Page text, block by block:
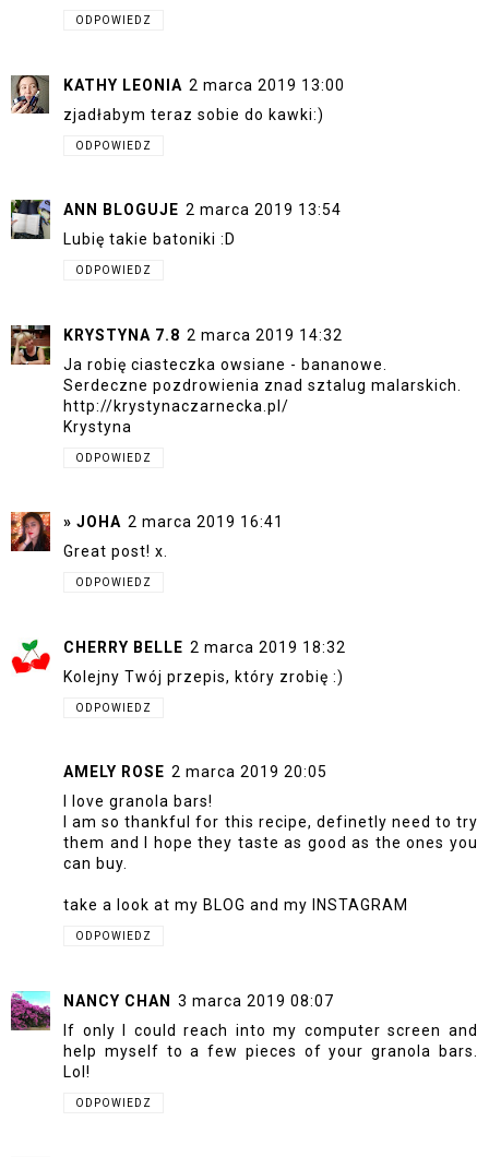
ODPOWIEDZ
KATHY LEONIA 2 marca 2019 13:00
zjadłabym teraz sobie do kawki:)
ODPOWIEDZ
ANN BLOGUJE 2 marca 2019 13:54
Lubię takie batoniki :D
ODPOWIEDZ
KRYSTYNA 7.8 2 marca 2019 14:32
Ja robię ciasteczka owsiane - bananowe.
Serdeczne pozdrowienia znad sztalug malarskich.
http://krystynaczarnecka.pl/
Krystyna
ODPOWIEDZ
» JOHA 2 marca 2019 16:41
Great post! x.
ODPOWIEDZ
CHERRY BELLE 2 marca 2019 18:32
Kolejny Twój przepis, który zrobię :)
ODPOWIEDZ
AMELY ROSE 2 marca 2019 20:05
I love granola bars!
I am so thankful for this recipe, definetly need to try
them and I hope they taste as good as the ones you
can buy.
take a look at my BLOG and my INSTAGRAM
ODPOWIEDZ
NANCY CHAN
3 marca 2019 08:07
If only I could reach into my computer screen and
help myself to a few pieces of your granola bars.
Lol!
ODPOWIEDZ